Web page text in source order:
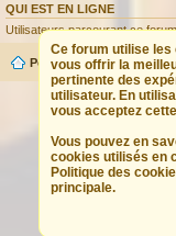
QUI EST EN LIGNE
Utilisateurs parcourant ce
Ce forum utilise les
vous offrir la
pertinente des
utilisateur. En
vous acceptez
Vous pouvez en
cookies utilisés en
Politique des
principale.
Portail Forum